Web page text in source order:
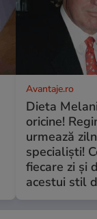
Avantaje.ro
Dieta
oricine!
urmează
specialiști!
fiecare zi și
acestui stil